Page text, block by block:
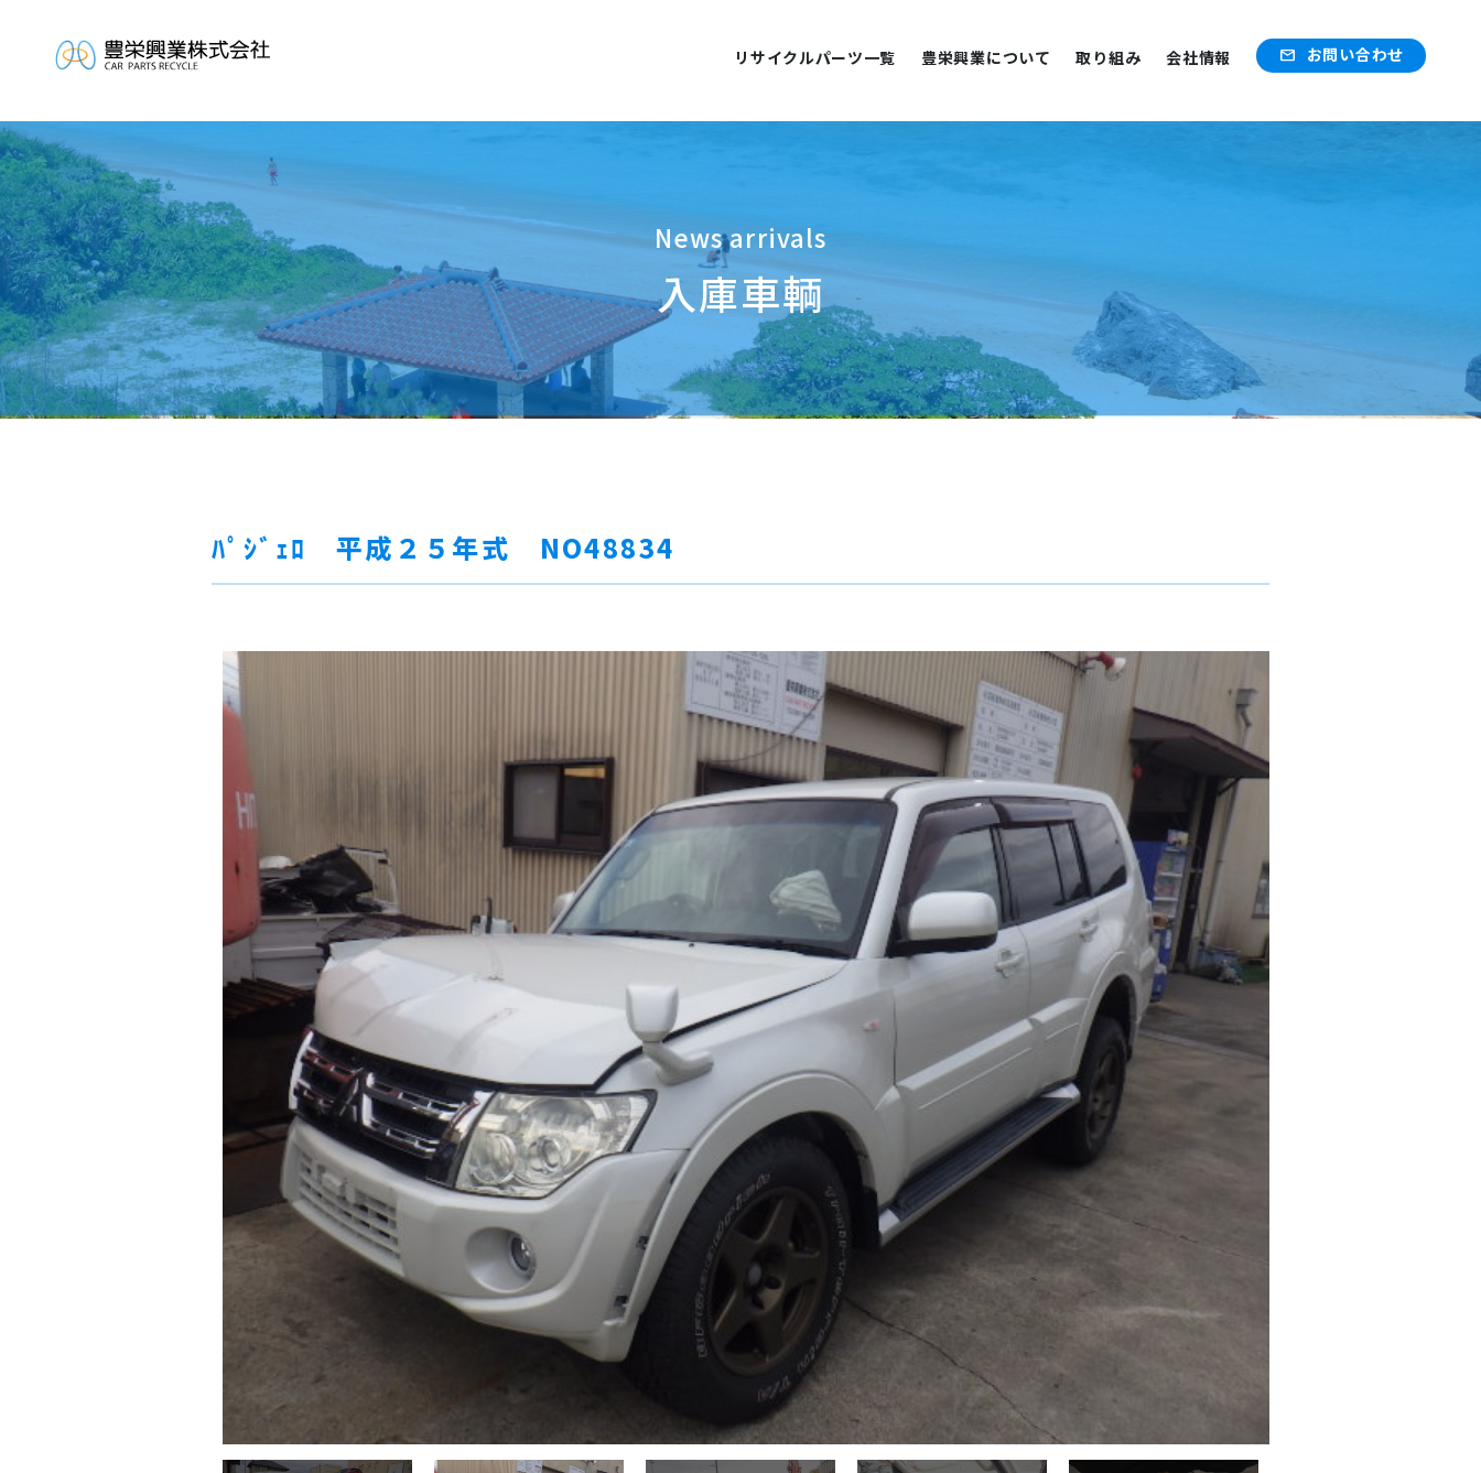
リサイクルパーツ一覧 豊栄興業について 取り組み 会社情報 mail お問い合わせ
News arrivals
入庫車輌
ﾊﾟｼﾞｪﾛ 平成２５年式 NO48834